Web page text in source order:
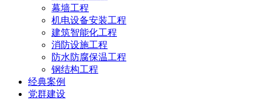
幕墙工程
机电设备安装工程
建筑智能化工程
消防设施工程
防水防腐保温工程
钢结构工程
经典案例
党群建设